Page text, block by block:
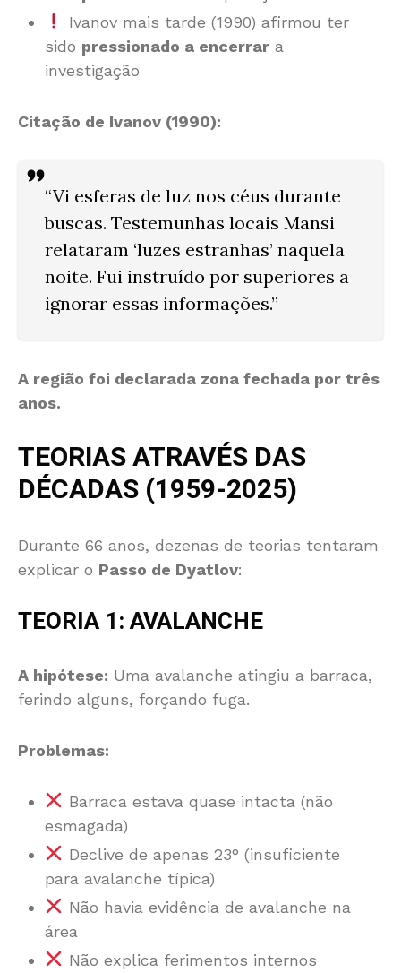
Ivanov mais tarde (1990) afirmou ter
sido pressionado a encerrar a
investigação
Citação de Ivanov (1990):
“Vi esferas de luz nos céus durante
buscas. Testemunhas locais Mansi
relataram ‘luzes estranhas’ naquela
noite. Fui instruído por superiores a
ignorar essas informações.”
A região foi declarada zona fechada por três
anos.
TEORIAS ATRAVÉS DAS
DÉCADAS (1959-2025)
Durante 66 anos, dezenas de teorias tentaram
explicar o Passo de Dyatlov:
TEORIA 1: AVALANCHE
A hipótese: Uma avalanche atingiu a barraca,
ferindo alguns, forçando fuga.
Problemas:
Barraca estava quase intacta (não
esmagada)
Declive de apenas 23° (insuficiente
para avalanche típica)
Não havia evidência de avalanche na
área
Não explica ferimentos internos